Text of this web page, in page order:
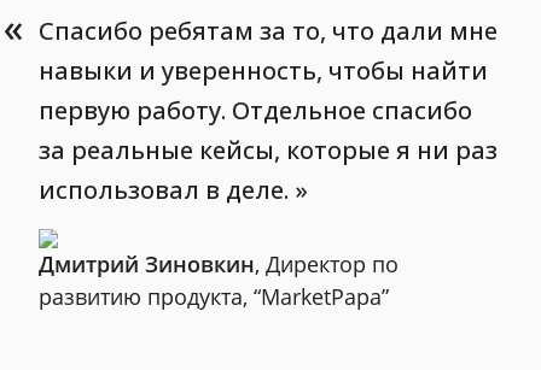
« Спасибо ребятам за то, что дали мне
навыки и уверенность, чтобы найти
первую работу. Отдельное спасибо
за реальные кейсы, которые я ни раз
использовал в деле.
Дмитрий Зиновкин, Директор по
развитию продукта, “MarketPapa”